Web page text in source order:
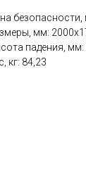
безопасности,
мм:
падения, мм:
кг: 84,23